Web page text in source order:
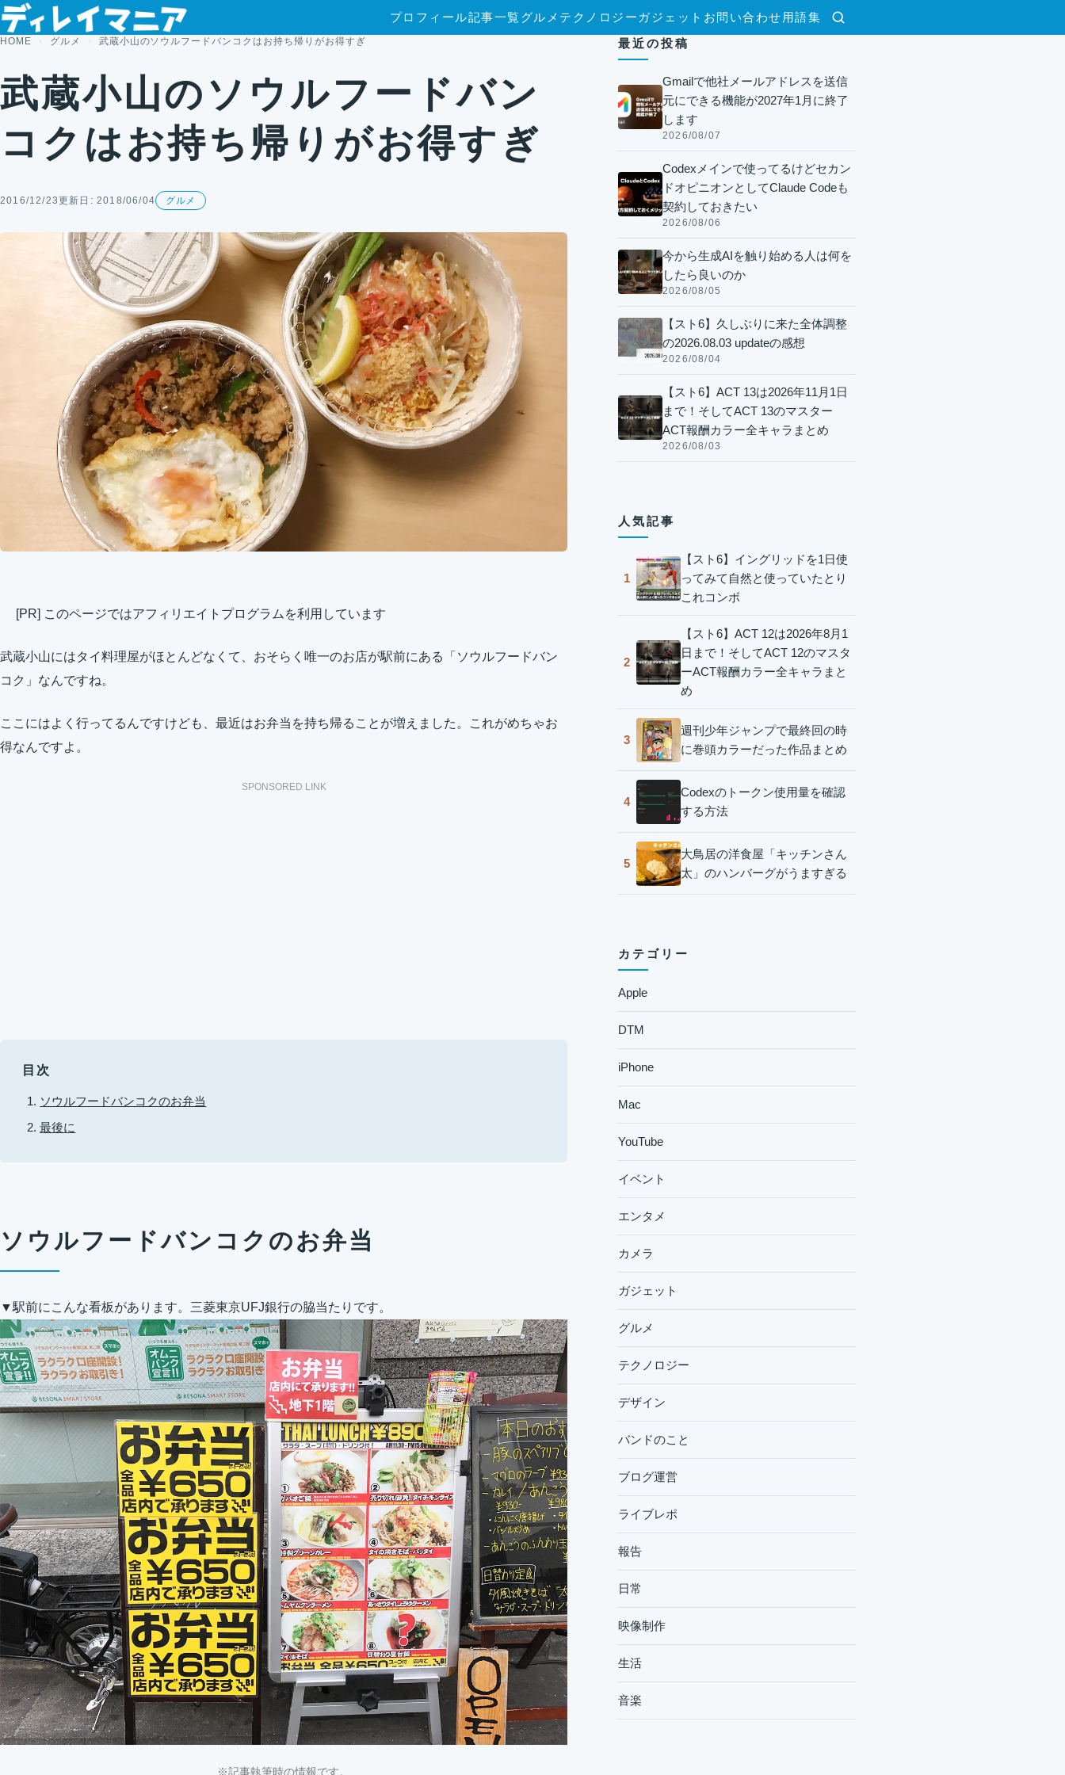
コンテンツへスキップ
検索
プロフィール記事一覧グルメ テクノロジー ガジェット お問い合わせ 用語集
HOME グルメ 武蔵小山のソウルフードバンコクはお持ち帰りがお得すぎ
武蔵小山のソウルフードバン
コクはお持ち帰りがお得すぎ
2016/12/23更新日: 2018/06/04 グルメ
[PR] このページではアフィリエイトプログラムを利用しています
武蔵小山にはタイ料理屋がほとんどなくて、おそらく唯一のお店が駅前にある「ソウルフードバン
コク」なんですね。
ここにはよく行ってるんですけども、最近はお弁当を持ち帰ることが増えました。これがめちゃお
得なんですよ。
SPONSORED LINK
目次
ソウルフードバンコクのお弁当
最後に
ソウルフードバンコクのお弁当
▼駅前にこんな看板があります。三菱東京UFJ銀行の脇当たりです。
※記事執筆時の情報です。
最近の投稿
Gmailで他社メールアドレスを送信
元にできる機能が2027年1月に終了
します
2026/08/07
Codexメインで使ってるけどセカン
ドオピニオンとしてClaude Codeも
契約しておきたい
2026/08/06
今から生成AIを触り始める人は何を
したら良いのか
2026/08/05
【スト6】久しぶりに来た全体調整
の2026.08.03 updateの感想
2026/08/04
【スト6】ACT 13は2026年11月1日
まで！そしてACT 13のマスター
ACT報酬カラー全キャラまとめ
2026/08/03
人気記事
1
【スト6】イングリッドを1日使
ってみて自然と使っていたとり
これコンボ
2
【スト6】ACT 12は2026年8月1
日まで！そしてACT 12のマスタ
ーACT報酬カラー全キャラまと
め
3
週刊少年ジャンプで最終回の時
に巻頭カラーだった作品まとめ
4
Codexのトークン使用量を確認
する方法
5
大鳥居の洋食屋「キッチンさん
太」のハンバーグがうますぎる
カテゴリー
Apple
DTM
iPhone
Mac
YouTube
イベント
エンタメ
カメラ
ガジェット
グルメ
テクノロジー
デザイン
バンドのこと
ブログ運営
ライブレポ
報告
日常
映像制作
生活
音楽